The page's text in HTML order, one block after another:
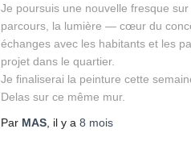
Je poursuis une nouvelle fresque
parcours, la lumière — cœur du
échanges avec les habitants et les
projet dans le quartier.
Je finaliserai la peinture cette
Delas sur ce même mur.
Par MAS, il y a 8 mois